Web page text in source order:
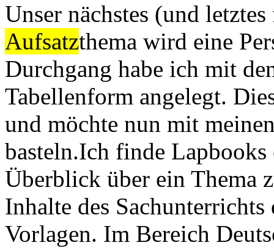
Unser nächstes (und
Aufsatzthema wird eine
Durchgang habe ich mit
Tabellenform angelegt.
und möchte nun mit
basteln.Ich finde
Überblick über ein Thema
Inhalte des
Vorlagen. Im Bereich